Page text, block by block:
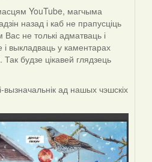
YouTube, магчыма
назад і каб не прапусціць
не толькі адматваць і
выкладваць у каментарах
будзе цікавей глядзець
ад нашых чэшскіх